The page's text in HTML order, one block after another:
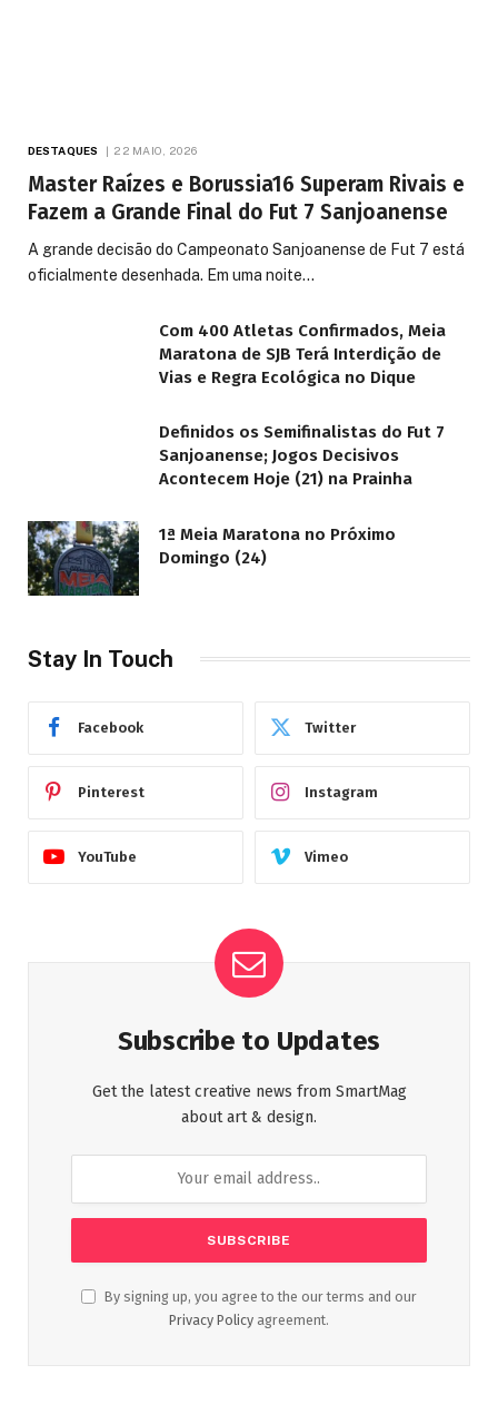
DESTAQUES 22 MAIO, 2026
Master Raízes e Borussia16 Superam Rivais e
Fazem a Grande Final do Fut 7 Sanjoanense
A grande decisão do Campeonato Sanjoanense de Fut 7 está
oficialmente desenhada. Em uma noite…
Com 400 Atletas Confirmados, Meia
Maratona de SJB Terá Interdição de
Vias e Regra Ecológica no Dique
Definidos os Semifinalistas do Fut 7
Sanjoanense; Jogos Decisivos
Acontecem Hoje (21) na Prainha
1ª Meia Maratona no Próximo
Domingo (24)
Stay In Touch
Facebook Twitter
Pinterest Instagram
YouTube Vimeo
Subscribe to Updates
Get the latest creative news from SmartMag
about art & design.
By signing up, you agree to the our terms and our
Privacy Policy agreement.